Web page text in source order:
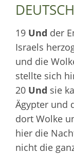
19 Und der
Israels
und die
stellte sich
20 Und sie
Ägypter und
dort Wolke
hier die
nicht die